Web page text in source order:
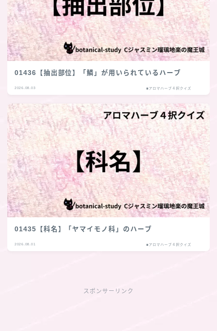
01436【抽出部位】「鱗」が用いられているハーブ
2026.08.03 ■アロマハーブ４択クイズ
01435【科名】「ヤマイモノ科」のハーブ
2026.08.01 ■アロマハーブ４択クイズ
スポンサーリンク